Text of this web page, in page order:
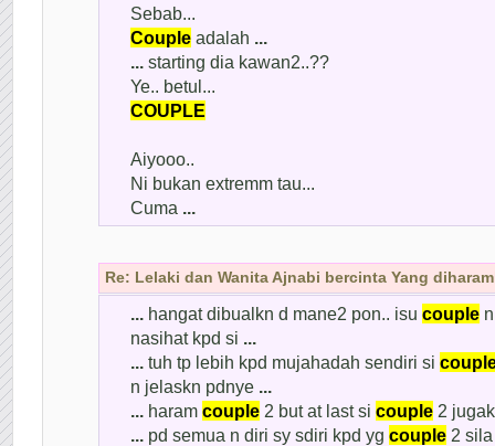
Sebab...
Couple adalah ...
... starting dia kawan2..??
Ye.. betul...
COUPLE
Aiyooo..
Ni bukan extremm tau...
Cuma ...
Re: Lelaki dan Wanita Ajnabi bercinta Yang
... hangat dibualkn d mane2 pon.. isu couple
nasihat kpd si ...
... tuh tp lebih kpd mujahadah sendiri si
n jelaskn pdnye ...
... haram couple 2 but at last si couple 2
... pd semua n diri sy sdiri kpd yg couple 2